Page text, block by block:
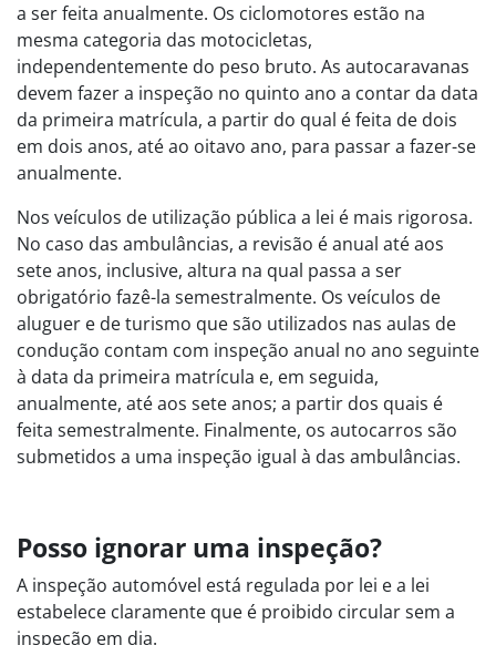
a ser feita anualmente. Os ciclomotores estão na
mesma categoria das motocicletas,
independentemente do peso bruto. As autocaravanas
devem fazer a inspeção no quinto ano a contar da data
da primeira matrícula, a partir do qual é feita de dois
em dois anos, até ao oitavo ano, para passar a fazer-se
anualmente.
Nos veículos de utilização pública a lei é mais rigorosa.
No caso das ambulâncias, a revisão é anual até aos
sete anos, inclusive, altura na qual passa a ser
obrigatório fazê-la semestralmente. Os veículos de
aluguer e de turismo que são utilizados nas aulas de
condução contam com inspeção anual no ano seguinte
à data da primeira matrícula e, em seguida,
anualmente, até aos sete anos; a partir dos quais é
feita semestralmente. Finalmente, os autocarros são
submetidos a uma inspeção igual à das ambulâncias.
Posso ignorar uma inspeção?
A inspeção automóvel está regulada por lei e a lei
estabelece claramente que é proibido circular sem a
inspeção em dia.